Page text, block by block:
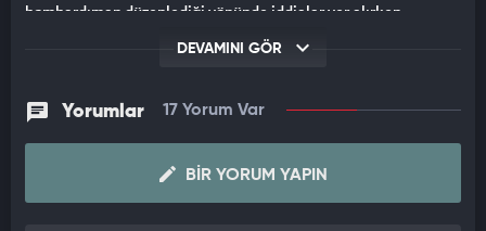
bombardıman düzenlediği yönünde iddialar yer alırken,
İslamabad yönetiminden bu yönde resmi açıklama gelmedi.
kaynaklarına dayandırdığı haberine göre, ordunun Kabil,
DEVAMINI GÖR
Yorumlar 17 Yorum Var
BIR YORUM YAPIN